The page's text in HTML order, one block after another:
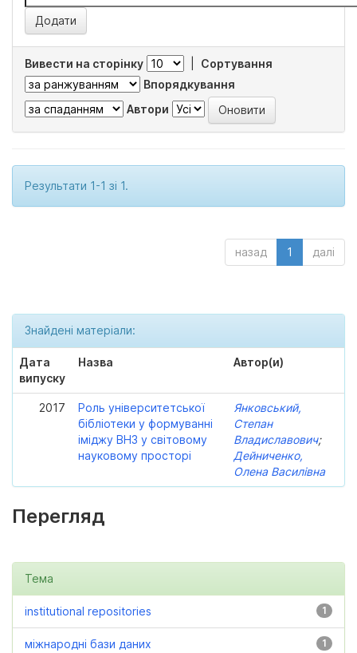
Вивести на сторінку
Сортування
Впорядкування
Автори
Результати 1-1 зі 1.
назад 1 далі
Знайдені матеріали:
Дата
випуску
Назва Автор(и)
2017
Роль університетської
бібліотеки у формуванні
іміджу ВНЗ у світовому
науковому просторі
Янковський,
Степан
Владиславович;
Дейниченко,
Олена Василівна
Перегляд
Тема
1
institutional repositories
1
міжнародні бази даних